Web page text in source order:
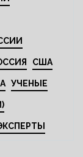
США
УЧЕНЫЕ